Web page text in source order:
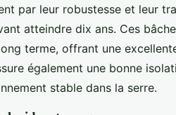
par leur robustesse et leur
atteindre dix ans. Ces
terme, offrant une
également une bonne
stable dans la serre.